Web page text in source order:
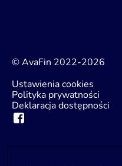
© AvaFin 2022-2026
Ustawienia cookies
Polityka prywatności
Deklaracja dostępności